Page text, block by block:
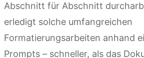
Abschnitt für Abschnitt
erledigt solche umfangreichen
Formatierungsarbeiten anhand
Prompts – schneller, als das